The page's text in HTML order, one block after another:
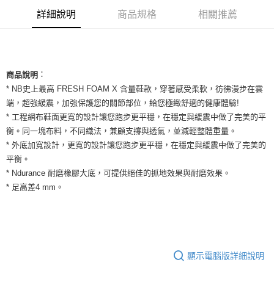
台新國際商業銀行
中國信託商業銀行
全盈+PAY
AFTEE先享後付是「在收到商品之後才付款」的支付方式。 讓您購物簡單
便利好安心！
２．便利：只要手機號碼，簡訊認證，即可結帳。
３．安心：先確認商品／服務後，再付款。
【「AFTEE先享後付」結帳流程】
１．於結帳方式選擇「AFTEE先享後付」後，將跳轉至「AFTEE先享後付」
結帳頁面，進行簡訊認證並確認金額後，即可完成結帳。
２．訂單成立數日內，您將收到繳費通知簡訊。
３．收到繳費通知簡訊後14天內，點擊此簡訊中的連結，可透過四大超商／
是否繳費成功／繳費後需取消欲退款等相關疑問，請聯繫「AFTEE先享後付
https://netprotections.freshdesk.com/support/home
ATM付款
運送方式
全家取貨付款
每筆NT$60，滿NT$1,500(含以上)免運費
付款後全家取貨
每筆NT$60，滿NT$1,500(含以上)免運費
詳細說明 商品規格 相關推薦
商品說明 ：
* NB史上最高 FRESH FOAM X 含量鞋款，穿著感受柔軟，彷彿漫步在雲
端，超強緩震，加強保護您的關節部位，給您極緻舒適的健康體驗!
* 工程網布鞋面更寬的設計讓您跑步更平穩，在穩定與緩震中做了完美的平
衡。同一塊布料，不同織法，兼顧支撐與透氣，並減輕整體重量。
* 外底加寬設計，更寬的設計讓您跑步更平穩，在穩定與緩震中做了完美的
平衡。
* Ndurance 耐磨橡膠大底，可提供絕佳的抓地效果與耐磨效果。
* 足高差4 mm。
顯示電腦版詳細說明